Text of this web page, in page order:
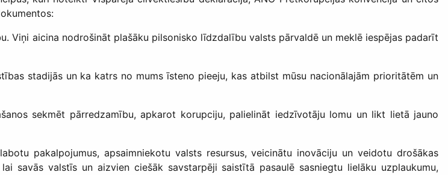
Viņi aicina nodrošināt plašāku pilsonisko līdzdalību valsts pārvaldē un meklē iespējas padarīt
stadijās un ka katrs no mums īsteno pieeju, kas atbilst mūsu nacionālajām prioritātēm un
sekmēt pārredzamību, apkarot korupciju, palielināt iedzīvotāju lomu un likt lietā jauno
pakalpojumus, apsaimniekotu valsts resursus, veicinātu inovāciju un veidotu drošākas
savās valstīs un aizvien ciešāk savstarpēji saistītā pasaulē sasniegtu lielāku uzplaukumu,